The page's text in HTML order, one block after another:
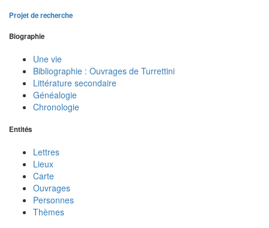
Projet de recherche
Biographie
Une vie
Bibliographie : Ouvrages de Turrettini
Littérature secondaire
Généalogie
Chronologie
Entités
Lettres
Lieux
Carte
Ouvrages
Personnes
Thèmes